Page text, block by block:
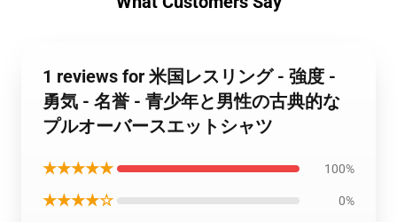
1 reviews for 米国レスリング - 強度 -
勇気 - 名誉 - 青少年と男性の古典的な
プルオーバースエットシャツ
★★★★★ 100%
★★★★☆ 0%